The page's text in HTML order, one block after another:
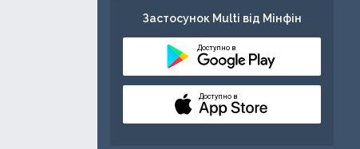
Застосунок Multi від Мінфін
Доступно в
Доступно в